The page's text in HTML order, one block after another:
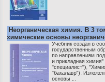
Неорганическая химия. В 3
химические основы
Учебник создан в
государственным
по направлениям
и прикладная
"специалист"),
"бакалавр").
основы ...